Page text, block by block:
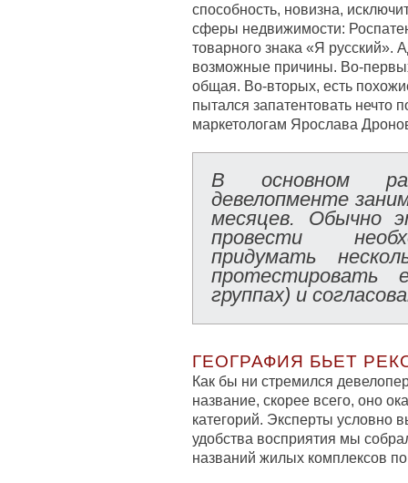
способность, новизна,
сферы недвижимости:
товарного знака «Я русский».
возможные причины. Во-
общая. Во-вторых, есть
пытался запатентовать
маркетологам Ярослава
В основном
девелопменте
месяцев. Обычно
провести
придумать
протестировать
группах) и
ГЕОГРАФИЯ БЬЕТ
Как бы ни стремился
название, скорее всего, оно
категорий. Эксперты условно
удобства восприятия мы
названий жилых комплексов